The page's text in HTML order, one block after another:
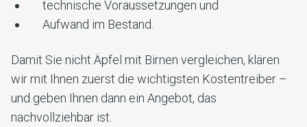
technische Voraussetzungen und
Aufwand im Bestand.
Damit Sie nicht Äpfel mit Birnen vergleichen, klären
wir mit Ihnen zuerst die wichtigsten Kostentreiber –
und geben Ihnen dann ein Angebot, das
nachvollziehbar ist.